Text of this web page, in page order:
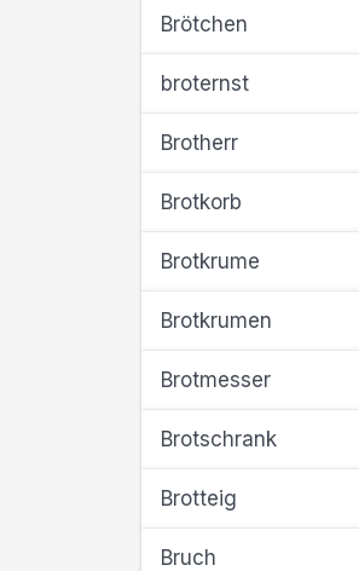
Brötchen
broternst
Brotherr
Brotkorb
Brotkrume
Brotkrumen
Brotmesser
Brotschrank
Brotteig
Bruch